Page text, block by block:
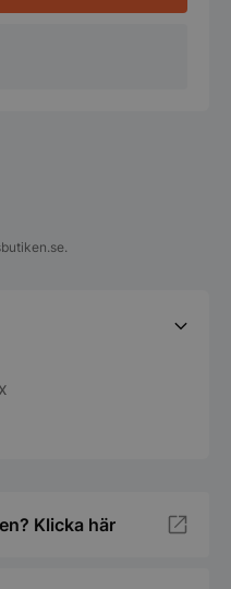
.
Klicka här